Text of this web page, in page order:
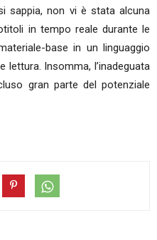
sappia, non vi è stata alcuna
in tempo reale durante le
base in un linguaggio
Insomma, l’inadeguata
gran parte del potenziale